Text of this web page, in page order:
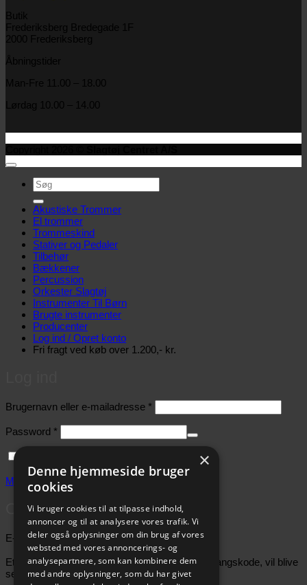
Butik
Frederiksberg Bredegade 1F
2000 Frederiksberg
Åbningstider
Man-Fre 11.00 – 18.00
Lørdag 10.00 – 14.00
Søg
efter:
Akustiske Trommer
El trommer
Trommeskind
Stativer og Pedaler
Tilbehør
Bækkener
Percussion
Orkester Slagtøj
Instrumenter Til Børn
Brugte instrumenter
Producenter
Log ind / Opret konto
Fri fragt ved køb over 1.200,- kr.
Brugernavn eller e-mailadresse *
Password *
Mistet dit password?
Opret konto
E-mailadresse*Påkrævet
Et link til en side, hvor du kan oprette en ny adgangskode, vil blive
sendt til din e-mailadresse.
×
Denne hjemmeside bruger
cookies
Vi bruger cookies til at tilpasse indhold,
annoncer og til at analysere vores trafik. Vi
deler også oplysninger om din brug af vores
websted med vores annoncerings- og
analysepartnere, som kan kombinere dem
med andre oplysninger, som du har givet